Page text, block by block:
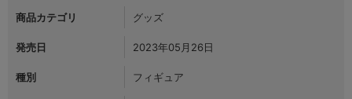
商品カテゴリ グッズ
発売日 2023年05月26日
種別 フィギュア